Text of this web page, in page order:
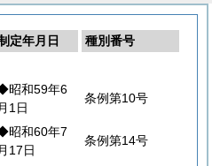
定年月日
種別番号
昭和59年6
月1日
条例第10号
昭和60年7
月17日
条例第14号